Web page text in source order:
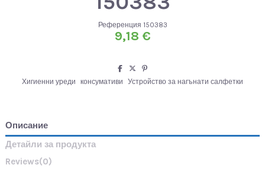
Референция 150383
9,18 €
Хигиенни уреди консумативи Устройство за нагънати салфетки
Описание
Детайли за продукта
Reviews(0)